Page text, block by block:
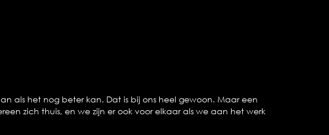
als het nog beter kan. Dat is bij ons heel gewoon. Maar een
zich thuis, en we zijn er ook voor elkaar als we aan het werk